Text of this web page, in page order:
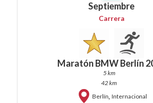
Septiembre
Carrera
Maratón BMW Berlín
5 km
42 km
Berlín, Internacional